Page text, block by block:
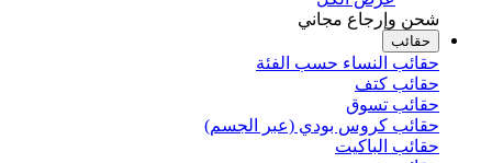
شحن وإرجاع مجاني
حقائب
حقائب النساء حسب الفئة
حقائب كتف
حقائب تسوق
حقائب كروس بودي (عبر الجسم)
حقائب الباكيت